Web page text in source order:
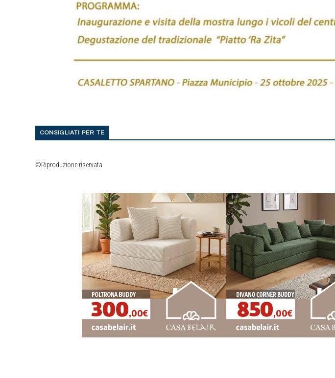
CONSIGLIATI PER TE
©Riproduzione riservata